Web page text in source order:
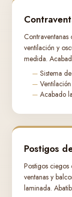
Contraventanas
ventilación y
medida.
Sistema
Acabado
Postigos
Postigos
ventanas y
laminada.